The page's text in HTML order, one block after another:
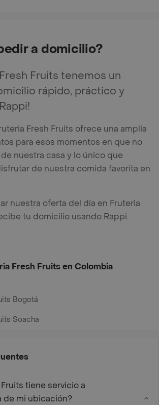
a domicilio?
Fruits tenemos un
rápido, práctico y
Fresh Fruits ofrece una amplia
para esos momentos en que no
nuestra casa y lo único que
de nuestra comida favorita en
nuestra oferta del día en Fruteria
tu domicilio usando Rappi.
Fresh Fruits en Colombia
Bogotá
Soacha
tiene servicio a
de mi ubicación?